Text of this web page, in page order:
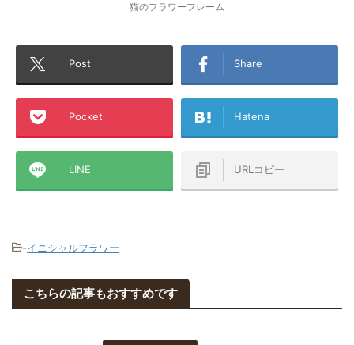
猫のフラワーフレーム
Post Share
Pocket Hatena
LINE URLコピー
-イニシャルフラワー
こちらの記事もおすすめです